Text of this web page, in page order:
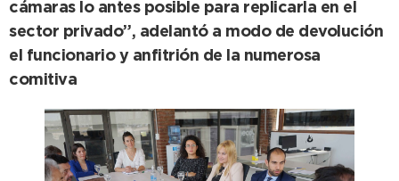
cámaras lo antes posible para replicarla en el
sector privado”, adelantó a modo de devolución
el funcionario y anfitrión de la numerosa
comitiva